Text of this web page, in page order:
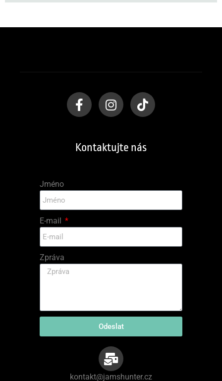
Kontaktujte nás
Jméno
E-mail
Zpráva
Odeslat
kontakt@jamshunter.cz